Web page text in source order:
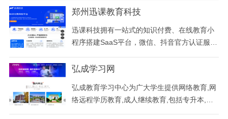
能,让经营更简单!
郑州迅课教育科技
迅课科技拥有一站式的知识付费、在线教育小
程序搭建SaaS平台，微信、抖音官方认证服务
统、在线教育平台、题库小程序方案、教育类a
210w学员使用迅课刷题、观看课程。
弘成学习网
弘成教育学习中心为广大学生提供网络教育,网
络远程学历教育,成人继续教育,包括专升本,高
起本,高起专等210多个热门专业供学员选择.并